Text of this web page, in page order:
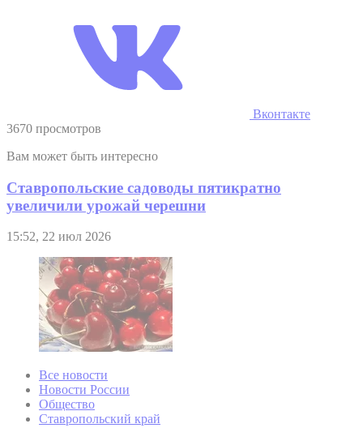
Вконтакте
3670 просмотров
Вам может быть интересно
Ставропольские садоводы пятикратно
увеличили урожай черешни
15:52, 22 июл 2026
Все новости
Новости России
Общество
Ставропольский край